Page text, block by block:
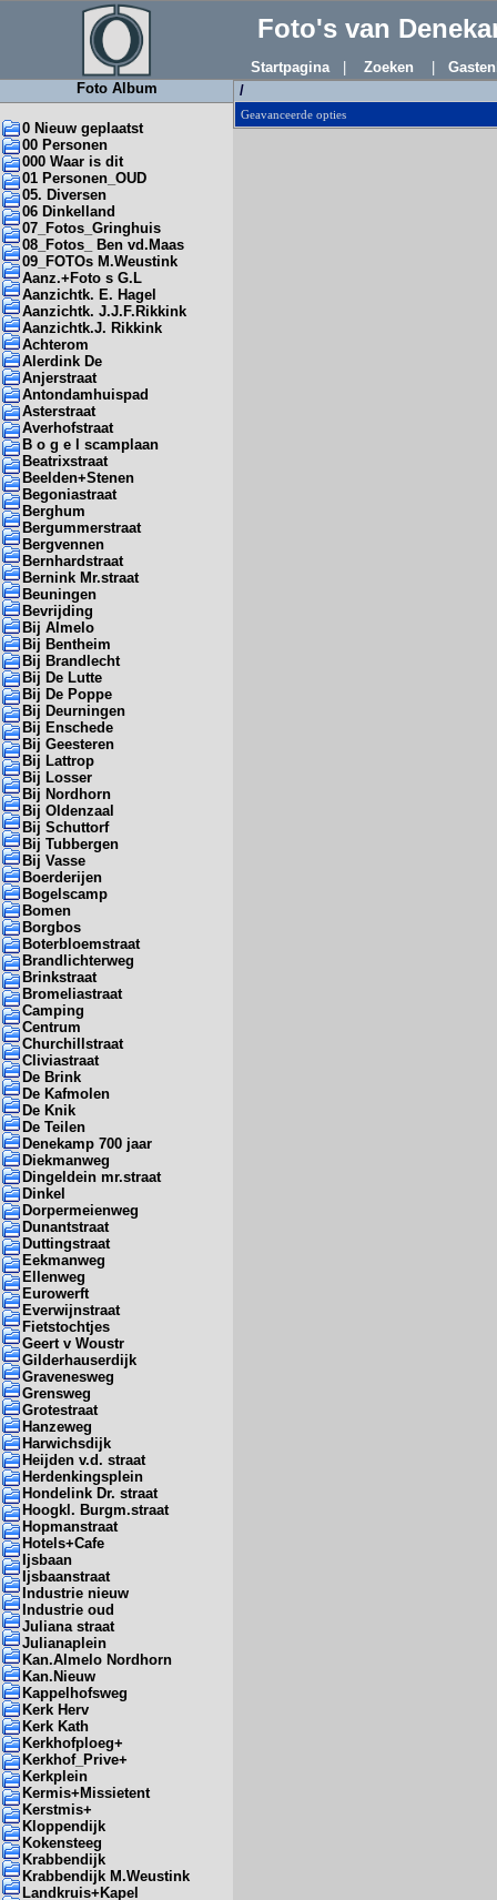
Foto's van
Startpagina| Zoeken
Foto Album
0 Nieuw geplaatst
00 Personen
000 Waar is dit
01 Personen_OUD
05. Diversen
06 Dinkelland
07_Fotos_Gringhuis
08_Fotos_ Ben vd.Maas
09_FOTOs M.Weustink
Aanz.+Foto s G.L
Aanzichtk. E. Hagel
Aanzichtk. J.J.F.Rikkink
Aanzichtk.J. Rikkink
Achterom
Alerdink De
Anjerstraat
Antondamhuispad
Asterstraat
Averhofstraat
B o g e l scamplaan
Beatrixstraat
Beelden+Stenen
Begoniastraat
Berghum
Bergummerstraat
Bergvennen
Bernhardstraat
Bernink Mr.straat
Beuningen
Bevrijding
Bij Almelo
Bij Bentheim
Bij Brandlecht
Bij De Lutte
Bij De Poppe
Bij Deurningen
Bij Enschede
Bij Geesteren
Bij Lattrop
Bij Losser
Bij Nordhorn
Bij Oldenzaal
Bij Schuttorf
Bij Tubbergen
Bij Vasse
Boerderijen
Bogelscamp
Bomen
Borgbos
Boterbloemstraat
Brandlichterweg
Brinkstraat
Bromeliastraat
Camping
Centrum
Churchillstraat
Cliviastraat
De Brink
De Kafmolen
De Knik
De Teilen
Denekamp 700 jaar
Diekmanweg
Dingeldein mr.straat
Dinkel
Dorpermeienweg
Dunantstraat
Duttingstraat
Eekmanweg
Ellenweg
Eurowerft
Everwijnstraat
Fietstochtjes
Geert v Woustr
Gilderhauserdijk
Gravenesweg
Grensweg
Grotestraat
Hanzeweg
Harwichsdijk
Heijden v.d. straat
Herdenkingsplein
Hondelink Dr. straat
Hoogkl. Burgm.straat
Hopmanstraat
Hotels+Cafe
Ijsbaan
Ijsbaanstraat
Industrie nieuw
Industrie oud
Juliana straat
Julianaplein
Kan.Almelo Nordhorn
Kan.Nieuw
Kappelhofsweg
Kerk Herv
Kerk Kath
Kerkhofploeg+
Kerkhof_Prive+
Kerkplein
Kermis+Missietent
Kerstmis+
Kloppendijk
Kokensteeg
Krabbendijk
Krabbendijk M.Weustink
Landkruis+Kapel
/
Geavanceerde opties